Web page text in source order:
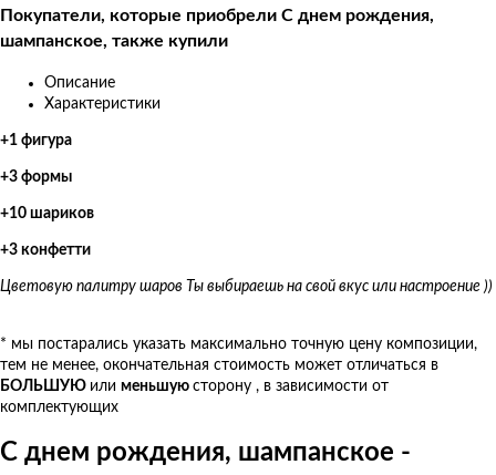
Покупатели, которые приобрели С днем рождения,
шампанское, также купили
Описание
Характеристики
+1 фигура
+3 формы
+10 шариков
+3 конфетти
Цветовую палитру шаров Ты выбираешь на свой вкус или настроение ))
* мы постарались указать максимально точную цену композиции,
тем не менее, окончательная стоимость может отличаться в
БОЛЬШУЮ или меньшую сторону , в зависимости от
комплектующих
С днем рождения, шампанское -